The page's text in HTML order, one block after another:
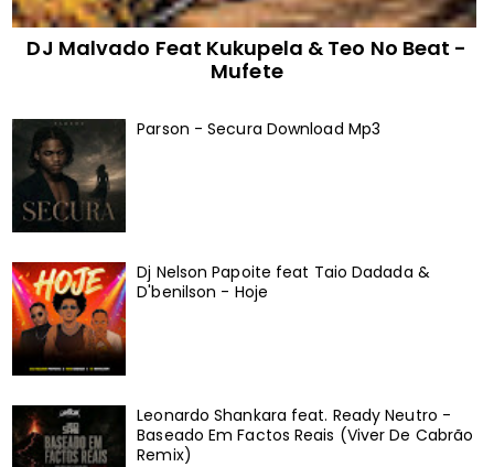
DJ Malvado Feat Kukupela & Teo No Beat -
Mufete
Parson - Secura Download Mp3
Dj Nelson Papoite feat Taio Dadada &
D'benilson - Hoje
Leonardo Shankara feat. Ready Neutro -
Baseado Em Factos Reais (Viver De Cabrão
Remix)